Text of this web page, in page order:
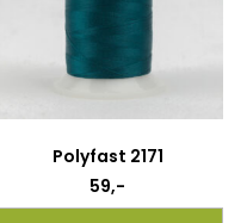
Polyfast 2171
59,-